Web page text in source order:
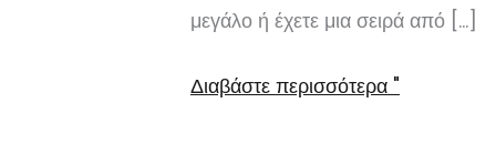
μεγάλο ή έχετε μια σειρά από […]
Κύκλοι
Διαβάστε περισσότερα "